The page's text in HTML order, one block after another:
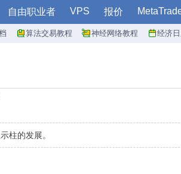
自由职业者 VPS 报价
算法交易教程 神经网络教程 经济
柱的发展。